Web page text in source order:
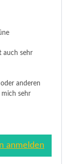
auch sehr
anderen
mich sehr
anmelden